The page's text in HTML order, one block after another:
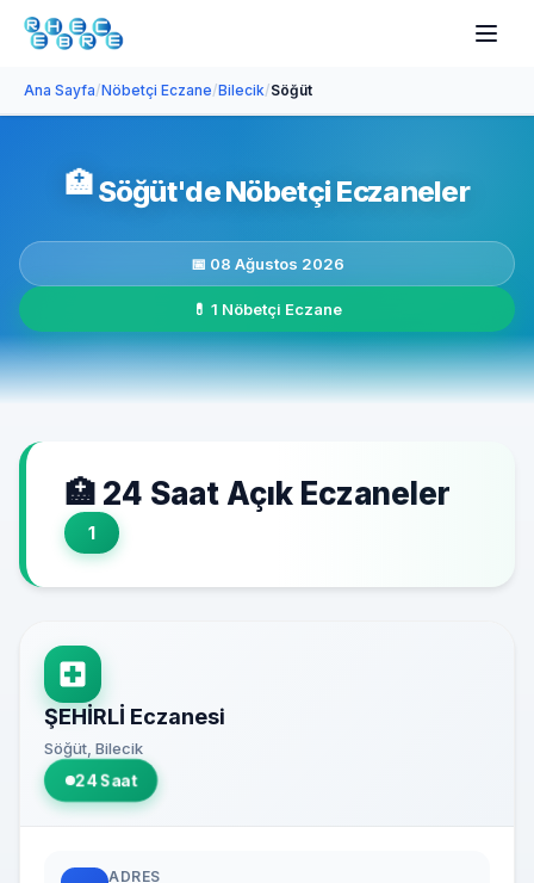
Ana Sayfa/Nöbetçi Eczane/Bilecik/Söğüt
🏥Söğüt'de Nöbetçi Eczaneler
📅 08 Ağustos 2026
💊 1 Nöbetçi Eczane
🏥 24 Saat Açık Eczaneler
1
ŞEHİRLİ Eczanesi
Söğüt, Bilecik
24 Saat
ADRES